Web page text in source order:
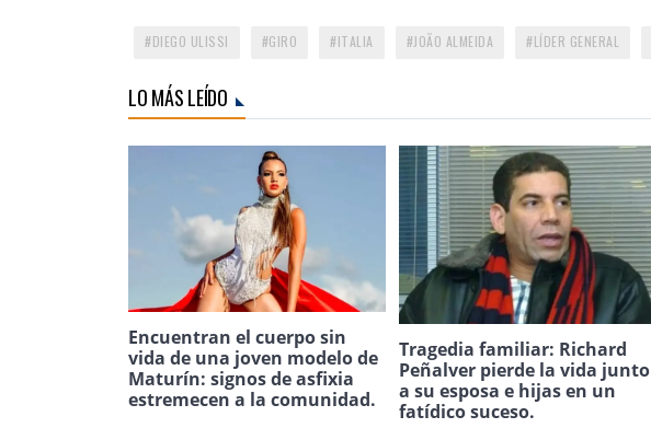
DIEGO ULISSI GIRO ITALIA JOÃO ALMEIDA LÍDER GENERAL
LO MÁS LEÍDO
Encuentran el cuerpo sin
vida de una joven modelo de
Maturín: signos de asfixia
estremecen a la comunidad.
Tragedia familiar: Richard
Peñalver pierde la vida junto
a su esposa e hijas en un
fatídico suceso.